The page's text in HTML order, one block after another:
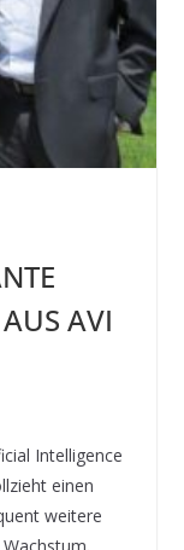
AVI
Intelligence
einen
weitere